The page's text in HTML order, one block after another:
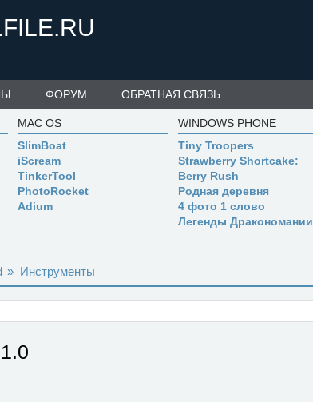
ФОРУМ ОБРАТНАЯ СВЯЗЬ
MAC OS
SlimBoat
iScream
TinkerTool
PhotoRocket
Adium
WINDOWS PHONE
Tiny Troopers
Strawberry Shortcake:
Berry Rush
Родная деревня
4 фото 1 слово
Легенды Дракономании
» Инструменты
1.0